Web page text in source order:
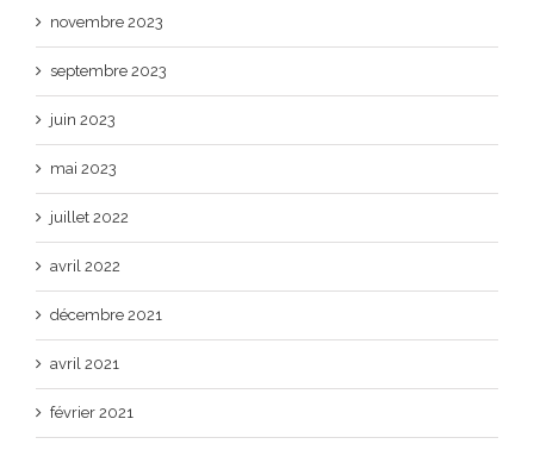
novembre 2023
septembre 2023
juin 2023
mai 2023
juillet 2022
avril 2022
décembre 2021
avril 2021
février 2021